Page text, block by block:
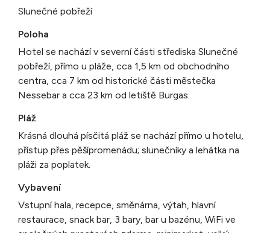
Slunečné pobřeží
Poloha
Hotel se nachází v severní části střediska Slunečné
pobřeží, přímo u pláže, cca 1,5 km od obchodního
centra, cca 7 km od historické části městečka
Nessebar a cca 23 km od letiště Burgas.
Pláž
Krásná dlouhá písčitá pláž se nachází přímo u hotelu,
přístup přes pěšípromenádu; slunečníky a lehátka na
pláži za poplatek.
Vybavení
Vstupní hala, recepce, směnárna, výtah, hlavní
restaurace, snack bar, 3 bary, bar u bazénu, WiFi ve